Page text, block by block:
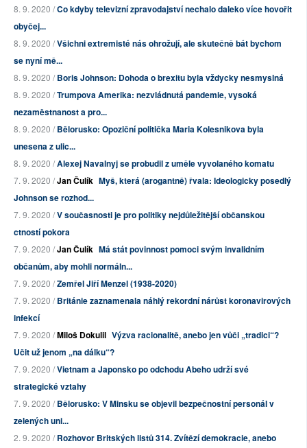
8. 9. 2020 /Co kdyby televizní zpravodajství nechalo daleko více hovořit
obyčej...
8. 9. 2020 /Všichni extremisté nás ohrožují, ale skutečně bát bychom
se nyní mě...
8. 9. 2020 /Boris Johnson: Dohoda o brexitu byla vždycky nesmyslná
8. 9. 2020 /Trumpova Amerika: nezvládnutá pandemie, vysoká
nezaměstnanost a pro...
8. 9. 2020 /Bělorusko: Opoziční politička Maria Kolesnikova byla
unesena z ulic...
8. 9. 2020 /Alexej Navalnyj se probudil z uměle vyvolaného komatu
7. 9. 2020 /Jan Čulík Myš, která (arogantně) řvala: Ideologicky posedlý
Johnson se rozhod...
7. 9. 2020 /V současnosti je pro politiky nejdůležitější občanskou
ctností pokora
7. 9. 2020 /Jan Čulík Má stát povinnost pomoci svým invalidním
občanům, aby mohli normáln...
7. 9. 2020 /Zemřel Jiří Menzel (1938-2020)
7. 9. 2020 /Británie zaznamenala náhlý rekordní nárůst koronavirových
infekcí
7. 9. 2020 /Miloš Dokulil Výzva racionalitě, anebo jen vůči „tradici“?
Učit už jenom „na dálku“?
7. 9. 2020 /Vietnam a Japonsko po odchodu Abeho udrží své
strategické vztahy
7. 9. 2020 /Bělorusko: V Minsku se objevil bezpečnostní personál v
zelených uni...
2. 9. 2020 /Rozhovor Britských listů 314. Zvítězí demokracie, anebo